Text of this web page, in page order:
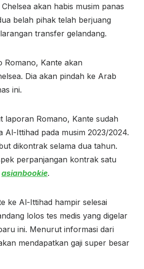
akan habis musim panas
belah pihak telah berjuang
transfer gelandang.
Romano, Kante akan
Dia akan pindah ke Arab
ini.
laporan Romano, Kante sudah
Al-Ittihad pada musim 2023/2024.
dikontrak selama dua tahun.
perpanjangan kontrak satu
asianbookie.
ke Al-Ittihad hampir selesai
lolos tes medis yang digelar
ini. Menurut informasi dari
mendapatkan gaji super besar